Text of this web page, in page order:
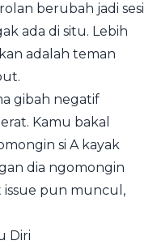
berubah jadi sesi
ada di situ. Lebih
adalah teman
gibah negatif
Kamu bakal
si A kayak
dia ngomongin
issue pun muncul,
Diri